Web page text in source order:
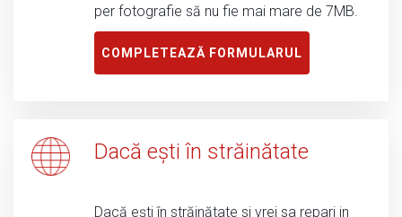
per fotografie să nu fie mai mare de 7MB.
COMPLETEAZĂ FORMULARUL
Dacă ești în străinătate
Dacă ești în străinătate si vrei sa repari in